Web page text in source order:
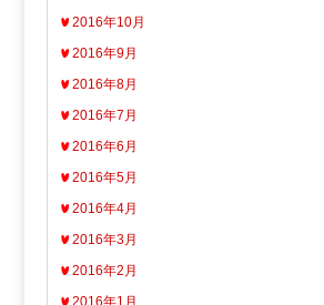
2016年10月
2016年9月
2016年8月
2016年7月
2016年6月
2016年5月
2016年4月
2016年3月
2016年2月
2016年1月